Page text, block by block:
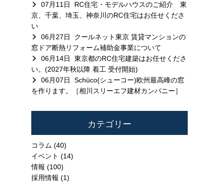
07月11日
RC住宅・モデルハウスのご紹介 東
京、千葉、埼玉、神奈川のRC住宅はお任せくださ
い
06月27日
クールネット東京 賃貸マンションの
窓ドア断熱リフォーム補助金事業について
06月14日
東京都のRC住宅建築はお任せくださ
い。(2027年秋以降 着工 受付開始)
06月07日
Schüco(シューコー)欧州最高峰の窓
を作ります。［相川スリーエフ建材カンパニー］
カテゴリー
コラム (40)
イベント (14)
情報 (100)
採用情報 (1)